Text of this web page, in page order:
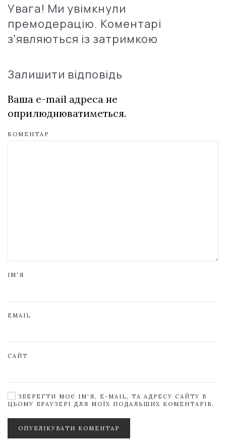
Увага! Ми увімкнули
премодерацію. Коментарі
з'являються із затримкою
Залишити відповідь
Ваша e-mail адреса не
оприлюднюватиметься.
КОМЕНТАР
ІМ'Я
EMAIL
САЙТ
ЗБЕРЕГТИ МОЄ ІМ'Я, E-MAIL, ТА АДРЕСУ САЙТУ В
ЦЬОМУ БРАУЗЕРІ ДЛЯ МОЇХ ПОДАЛЬШИХ КОМЕНТАРІВ.
ОПУБЛІКУВАТИ КОМЕНТАР